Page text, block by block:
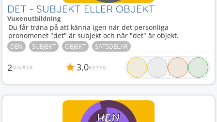
DET - SUBJEKT ELLER OBJEKT
Vuxenutbildning
Du får träna på att känna igen när det personliga
pronomenet "det" är subjekt och när "det" är objekt.
DEN SUBJEKT OBJEKT SATSDELAR
2NIVÅER 3,0BETYG